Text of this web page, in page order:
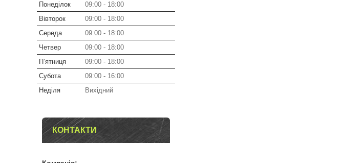
Понеділок 09:00
18:00
Вівторок
09:00
18:00
Середа
09:00
18:00
Четвер
09:00
18:00
Пʼятниця
09:00
18:00
Субота
09:00
16:00
Неділя
Вихідний
КОНТАКТИ